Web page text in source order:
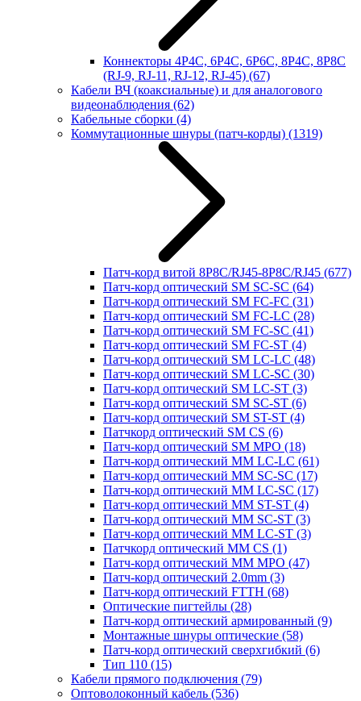
Коннекторы 4P4C, 6P4C, 6P6C, 8P4C, 8P8C
(RJ-9, RJ-11, RJ-12, RJ-45) (67)
Кабели ВЧ (коаксиальные) и для аналогового
видеонаблюдения (62)
Кабельные сборки (4)
Коммутационные шнуры (патч-корды) (1319)
Патч-корд витой 8P8C/RJ45-8P8C/RJ45 (677)
Патч-корд оптический SM SC-SC (64)
Патч-корд оптический SM FC-FC (31)
Патч-корд оптический SM FC-LC (28)
Патч-корд оптический SM FC-SC (41)
Патч-корд оптический SM FC-ST (4)
Патч-корд оптический SM LC-LC (48)
Патч-корд оптический SM LC-SC (30)
Патч-корд оптический SM LC-ST (3)
Патч-корд оптический SM SC-ST (6)
Патч-корд оптический SM ST-ST (4)
Патчкорд оптический SM CS (6)
Патч-корд оптический SM MPO (18)
Патч-корд оптический MM LC-LC (61)
Патч-корд оптический MM SC-SC (17)
Патч-корд оптический MM LC-SC (17)
Патч-корд оптический MM ST-ST (4)
Патч-корд оптический MM SC-ST (3)
Патч-корд оптический MM LC-ST (3)
Патчкорд оптический MM CS (1)
Патч-корд оптический MM MPO (47)
Патч-корд оптический 2.0mm (3)
Патч-корд оптический FTTH (68)
Оптические пигтейлы (28)
Патч-корд оптический армированный (9)
Монтажные шнуры оптические (58)
Патч-корд оптический сверхгибкий (6)
Тип 110 (15)
Кабели прямого подключения (79)
Оптоволоконный кабель (536)